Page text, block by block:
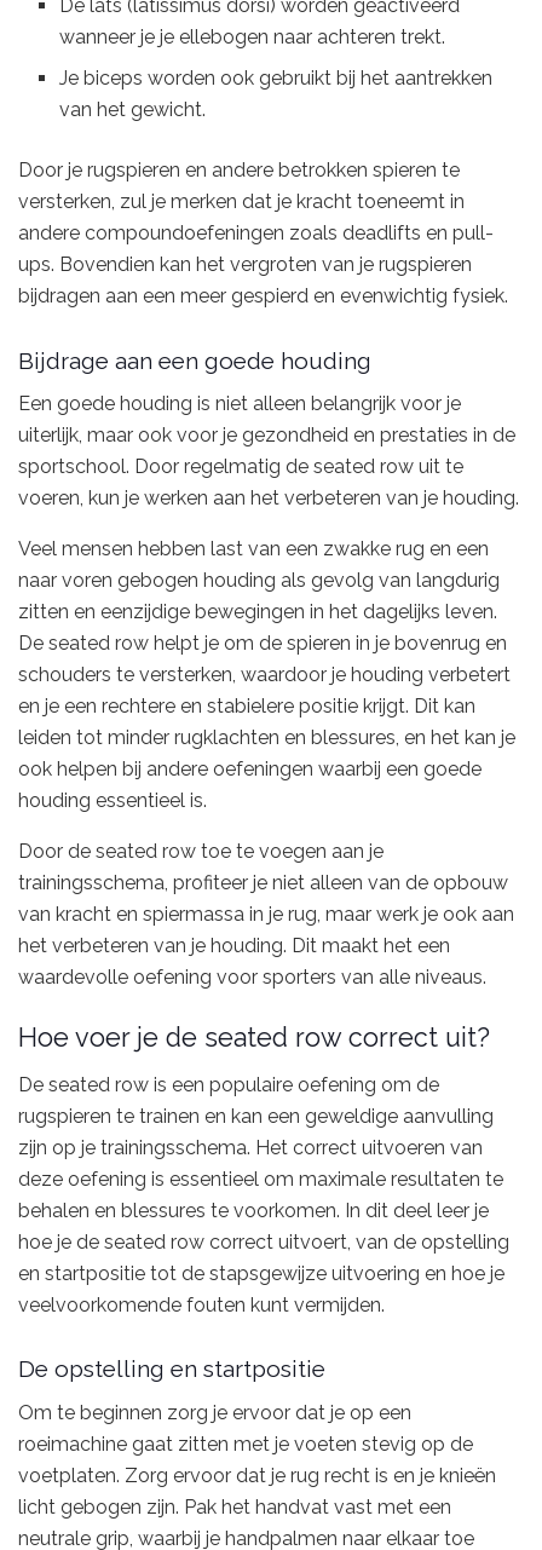
De lats (latissimus dorsi) worden geactiveerd
wanneer je je ellebogen naar achteren trekt.
Je biceps worden ook gebruikt bij het aantrekken
van het gewicht.
Door je rugspieren en andere betrokken spieren te
versterken, zul je merken dat je kracht toeneemt in
andere compoundoefeningen zoals deadlifts en pull-
ups. Bovendien kan het vergroten van je rugspieren
bijdragen aan een meer gespierd en evenwichtig fysiek.
Bijdrage aan een goede houding
Een goede houding is niet alleen belangrijk voor je
uiterlijk, maar ook voor je gezondheid en prestaties in de
sportschool. Door regelmatig de seated row uit te
voeren, kun je werken aan het verbeteren van je houding.
Veel mensen hebben last van een zwakke rug en een
naar voren gebogen houding als gevolg van langdurig
zitten en eenzijdige bewegingen in het dagelijks leven.
De seated row helpt je om de spieren in je bovenrug en
schouders te versterken, waardoor je houding verbetert
en je een rechtere en stabielere positie krijgt. Dit kan
leiden tot minder rugklachten en blessures, en het kan je
ook helpen bij andere oefeningen waarbij een goede
houding essentieel is.
Door de seated row toe te voegen aan je
trainingsschema, profiteer je niet alleen van de opbouw
van kracht en spiermassa in je rug, maar werk je ook aan
het verbeteren van je houding. Dit maakt het een
waardevolle oefening voor sporters van alle niveaus.
Hoe voer je de seated row correct uit?
De seated row is een populaire oefening om de
rugspieren te trainen en kan een geweldige aanvulling
zijn op je trainingsschema. Het correct uitvoeren van
deze oefening is essentieel om maximale resultaten te
behalen en blessures te voorkomen. In dit deel leer je
hoe je de seated row correct uitvoert, van de opstelling
en startpositie tot de stapsgewijze uitvoering en hoe je
veelvoorkomende fouten kunt vermijden.
De opstelling en startpositie
Om te beginnen zorg je ervoor dat je op een
roeimachine gaat zitten met je voeten stevig op de
voetplaten. Zorg ervoor dat je rug recht is en je knieën
licht gebogen zijn. Pak het handvat vast met een
neutrale grip, waarbij je handpalmen naar elkaar toe